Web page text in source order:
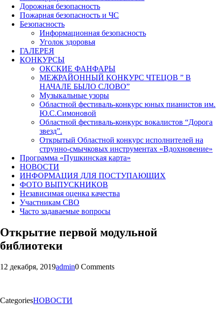
Дорожная безопасность
Пожарная безопасность и ЧС
Безопасность
Информационная безопасность
Уголок здоровья
ГАЛЕРЕЯ
КОНКУРСЫ
ОКСКИЕ ФАНФАРЫ
МЕЖРАЙОННЫЙ КОНКУРС ЧТЕЦОВ ” В
НАЧАЛЕ БЫЛО СЛОВО”
Музыкальные узоры
Областной фестиваль-конкурс юных пианистов им.
Ю.С.Симоновой
Областной фестиваль-конкурс вокалистов “Дорога
звезд”.
Открытый Областной конкурс исполнителей на
струнно-смычковых инструментах «Вдохновение»
Программа «Пушкинская карта»
НОВОСТИ
ИНФОРМАЦИЯ ДЛЯ ПОСТУПАЮЩИХ
ФОТО ВЫПУСКНИКОВ
Независимая оценка качества
Участникам СВО
Часто задаваемые вопросы
Открытие первой модульной
библиотеки
12 декабря, 2019admin0 Comments
CategoriesНОВОСТИ